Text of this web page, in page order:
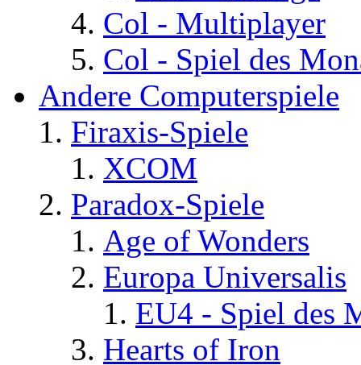
Col - Multiplayer
Col - Spiel des
Andere Computerspiele
Firaxis-Spiele
XCOM
Paradox-Spiele
Age of Wonders
Europa Universalis
EU4 - Spiel des
Hearts of Iron